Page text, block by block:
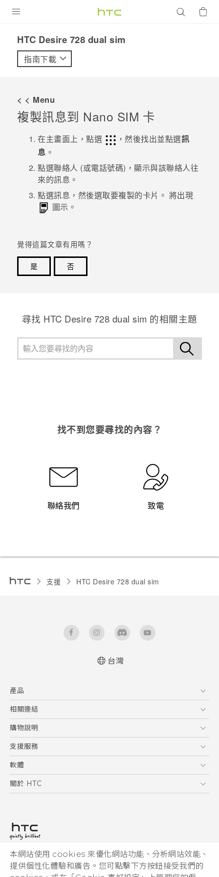
本網站使用 cookies 來優化網站功能、分析網站效能、
提供個性化體驗和廣告。您可點擊下方按鈕接受我們的
VIVE
配件
優惠專區
焦點訊息
校園專案
企業採購
銷售門市
銷售通路
支援服務
登入
HTC Desire 728 dual sim‎
指南下載
< < Menu
複製訊息到 Nano SIM 卡
在主畫面上，點選 ，然後找出並點選訊
息 。
點選聯絡人 (或電話號碼)，顯示與該聯絡人往
來的訊息。
點選訊息，然後選取要複製的卡片。 將出現
圖示。
覺得這篇文章有用嗎？
是
否
尋找 HTC Desire 728 dual sim 的相關主題
找不到您要尋找的內容？
聯絡我們 致電
支援 HTC Desire 728 dual sim‎
English - User manual
台灣
產品
5G
智慧型手機
配件
相關連結
HTC Research
購物說明
購物須知
訂單管理
付款方式
支援服務
到府收送維修服務
服務中心資訊
客戶服務佈告欄
軟體
應用程式
HTC Sync Manager
關於 HTC
投資人
隱私權政策
© 2011-2026 HTC Corporation
HTC 法律文件